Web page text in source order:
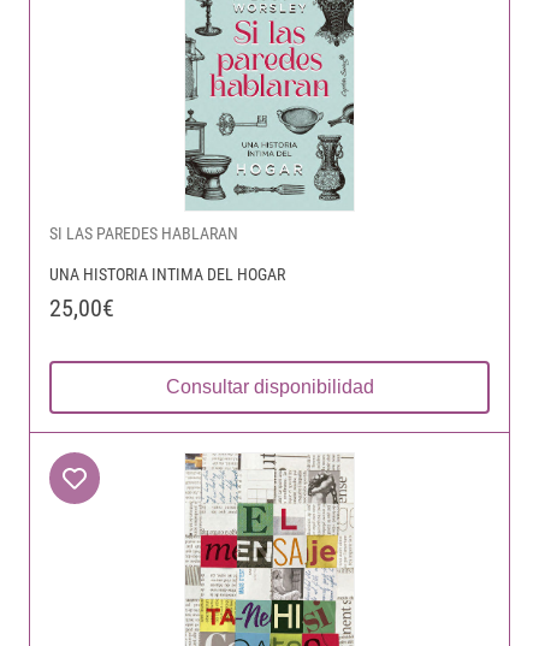
SI LAS PAREDES HABLARAN
UNA HISTORIA INTIMA DEL HOGAR
25,00€
Consultar disponibilidad